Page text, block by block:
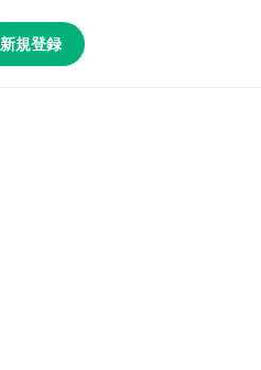
新規登録